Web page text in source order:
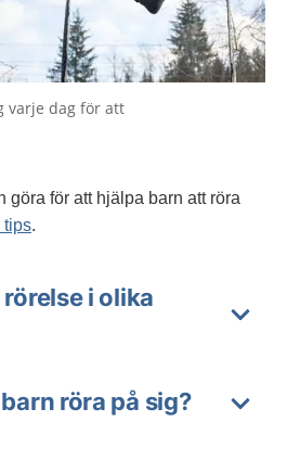
varje dag för att
göra för att hjälpa barn att röra
tips.
i olika
röra på sig?